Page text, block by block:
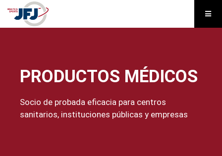
PRODUCTOS MÉDICOS
Socio de probada eficacia para centros
sanitarios, instituciones públicas y empresas